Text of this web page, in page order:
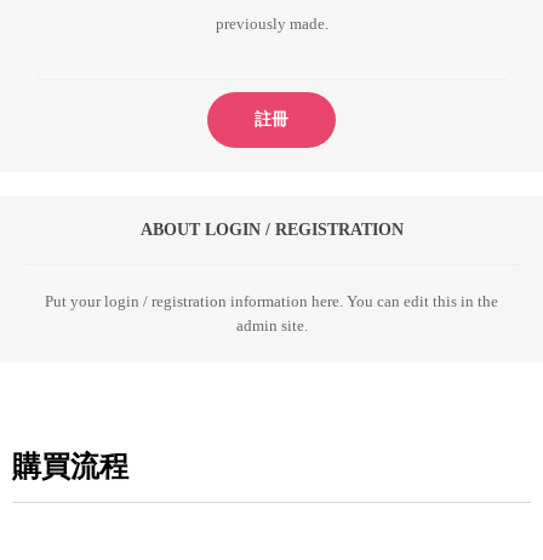
previously made.
註冊
ABOUT LOGIN / REGISTRATION
Put your login / registration information here. You can edit this in the
admin site.
購買流程